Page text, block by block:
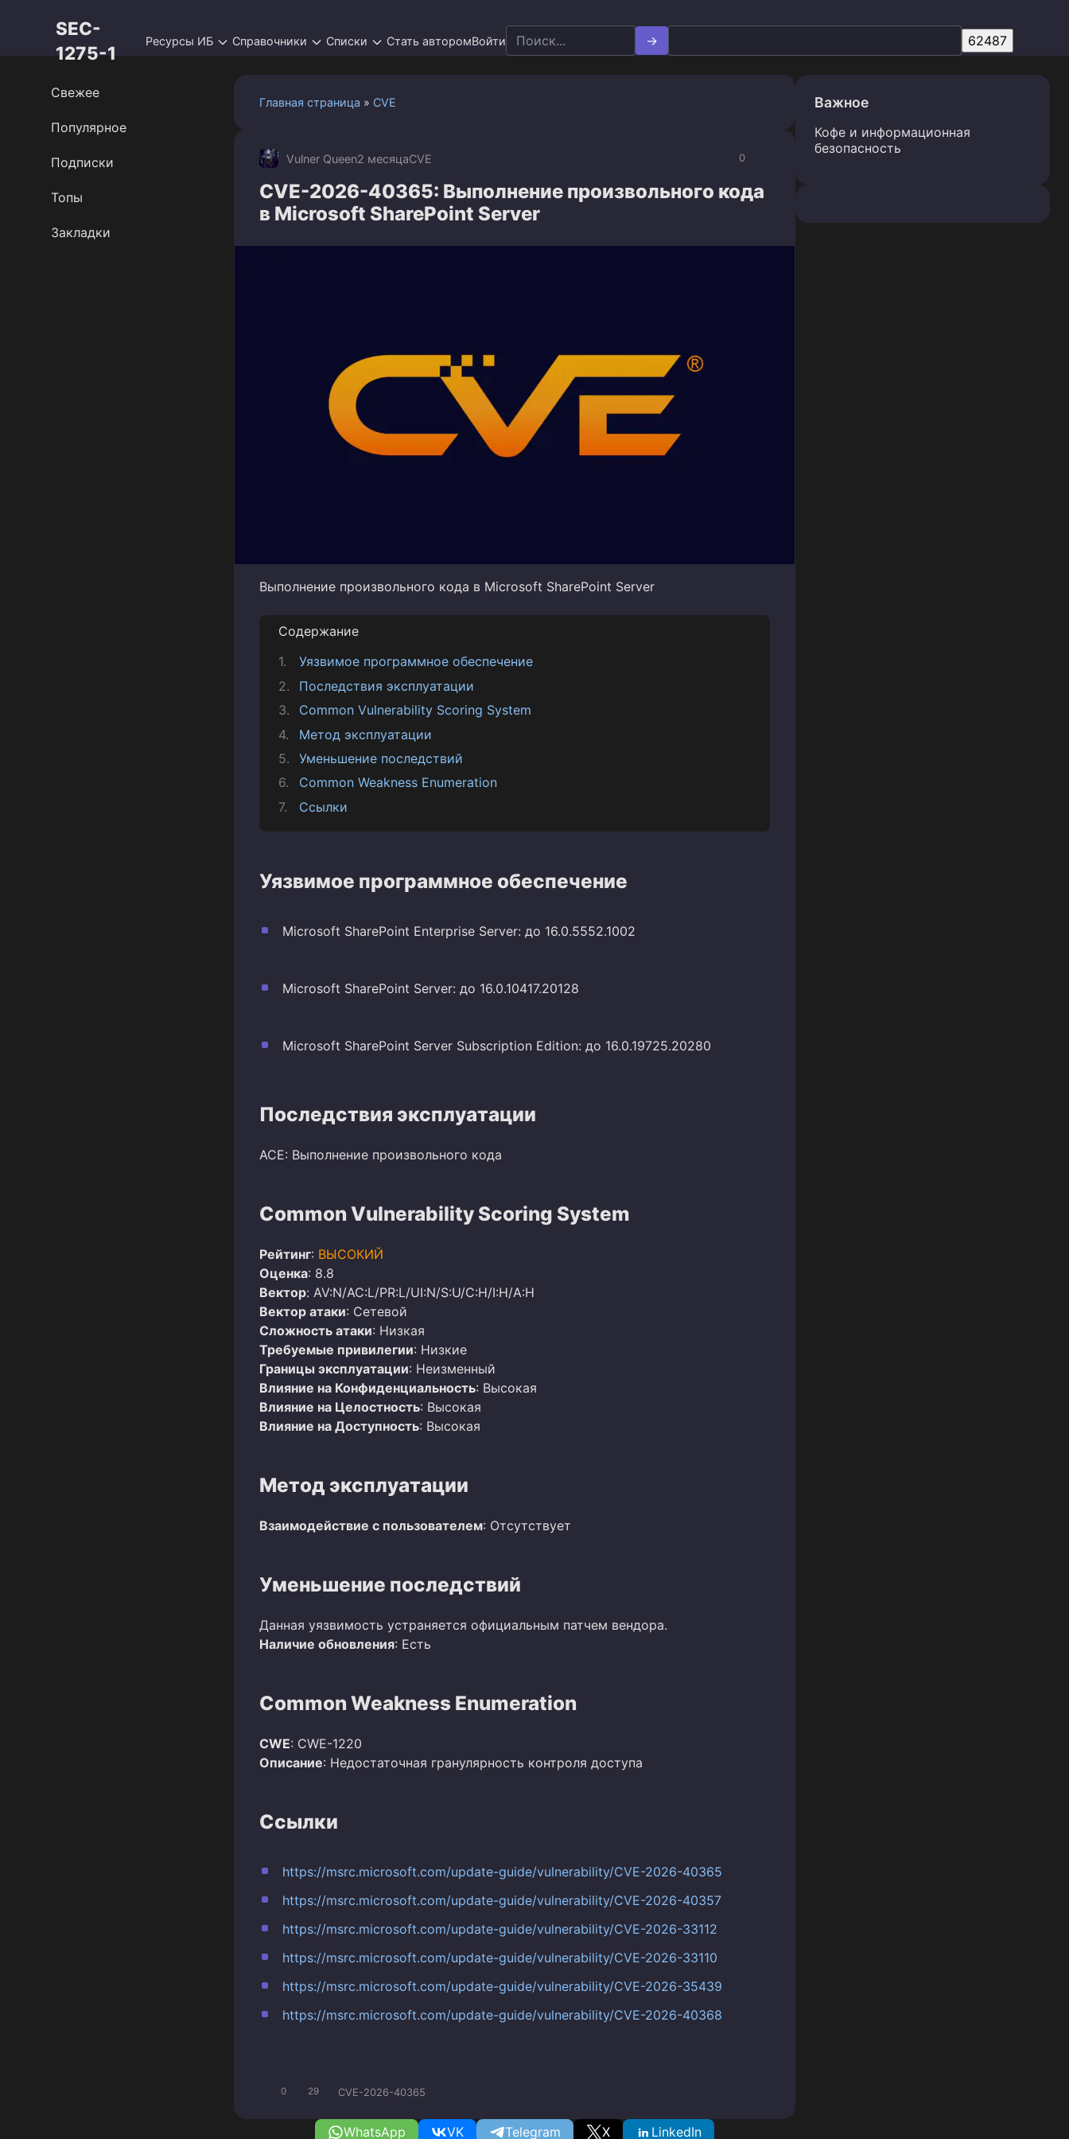
SEC-
1275-1
Ресурсы ИБ Справочники Списки Стать авторомВойти Search
for:
Главная страница » CVE
0
Vulner Queen2 месяцаCVE
CVE-2026-40365: Выполнение произвольного кода
в Microsoft SharePoint Server
Выполнение произвольного кода в Microsoft SharePoint Server
Содержание
Уязвимое программное обеспечение
Последствия эксплуатации
Common Vulnerability Scoring System
Метод эксплуатации
Уменьшение последствий
Common Weakness Enumeration
Ссылки
Уязвимое программное обеспечение
Microsoft SharePoint Enterprise Server: до 16.0.5552.1002
Microsoft SharePoint Server: до 16.0.10417.20128
Microsoft SharePoint Server Subscription Edition: до 16.0.19725.20280
Последствия эксплуатации
ACE: Выполнение произвольного кода
Common Vulnerability Scoring System
Рейтинг: ВЫСОКИЙ
Оценка: 8.8
Вектор: AV:N/AC:L/PR:L/UI:N/S:U/C:H/I:H/A:H
Вектор атаки: Сетевой
Сложность атаки: Низкая
Требуемые привилегии: Низкие
Границы эксплуатации: Неизменный
Влияние на Конфиденциальность: Высокая
Влияние на Целостность: Высокая
Влияние на Доступность: Высокая
Метод эксплуатации
Взаимодействие с пользователем: Отсутствует
Уменьшение последствий
Данная уязвимость устраняется официальным патчем вендора.
Наличие обновления: Есть
Common Weakness Enumeration
CWE: CWE-1220
Описание: Недостаточная гранулярность контроля доступа
Ссылки
https://msrc.microsoft.com/update-guide/vulnerability/CVE-2026-40365
https://msrc.microsoft.com/update-guide/vulnerability/CVE-2026-40357
https://msrc.microsoft.com/update-guide/vulnerability/CVE-2026-33112
https://msrc.microsoft.com/update-guide/vulnerability/CVE-2026-33110
https://msrc.microsoft.com/update-guide/vulnerability/CVE-2026-35439
https://msrc.microsoft.com/update-guide/vulnerability/CVE-2026-40368
0 29 CVE-2026-40365
WhatsApp VK Telegram X LinkedIn
Свежее
Популярное
Подписки
Топы
Закладки
Важное
Кофе и информационная
безопасность